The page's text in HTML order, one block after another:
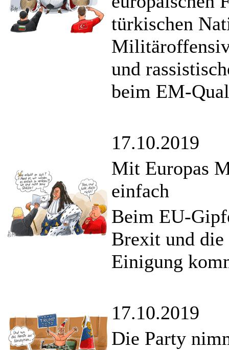
türkischen
und
beim EM-
17.10.2019
Mit Europas
einfach
Beim EU-
Brexit und die
Einigung
17.10.2019
Die Party